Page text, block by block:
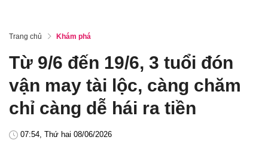
Trang chủ Khám phá
Từ 9/6 đến 19/6, 3 tuổi đón
vận may tài lộc, càng chăm
chỉ càng dễ hái ra tiền
07:54, Thứ hai 08/06/2026